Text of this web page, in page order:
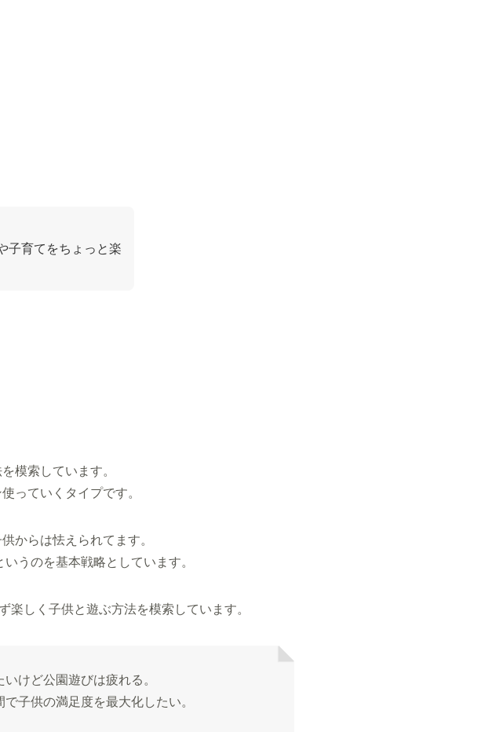
子育てをちょっと楽
模索しています。
っていくタイプです。
からは怯えられてます。
いうのを基本戦略としています。
しく子供と遊ぶ方法を模索しています。
けど公園遊びは疲れる。
子供の満足度を最大化したい。